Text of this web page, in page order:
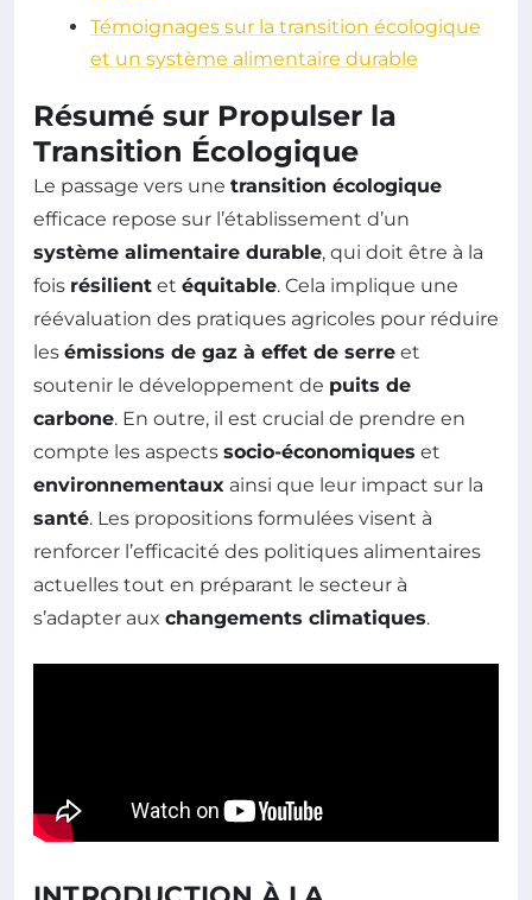
Témoignages sur la transition écologique
et un système alimentaire durable
Résumé sur Propulser la
Transition Écologique
Le passage vers une transition écologique
efficace repose sur l’établissement d’un
système alimentaire durable, qui doit être à la
fois résilient et équitable. Cela implique une
réévaluation des pratiques agricoles pour réduire
les émissions de gaz à effet de serre et
soutenir le développement de puits de
carbone. En outre, il est crucial de prendre en
compte les aspects socio-économiques et
environnementaux ainsi que leur impact sur la
santé. Les propositions formulées visent à
renforcer l’efficacité des politiques alimentaires
actuelles tout en préparant le secteur à
s’adapter aux changements climatiques.